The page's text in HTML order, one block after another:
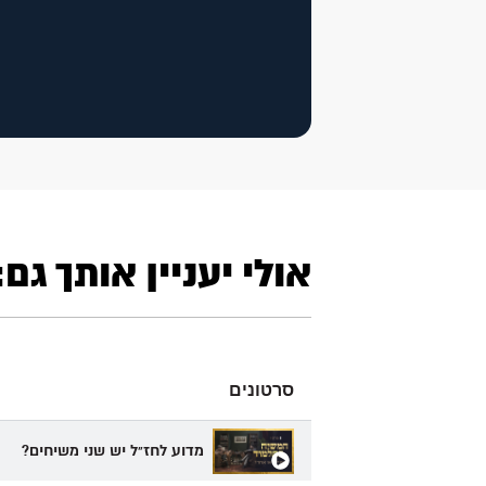
אולי יעניין אותך
סרטונים
מדוע לחז"ל יש שני משיחים?